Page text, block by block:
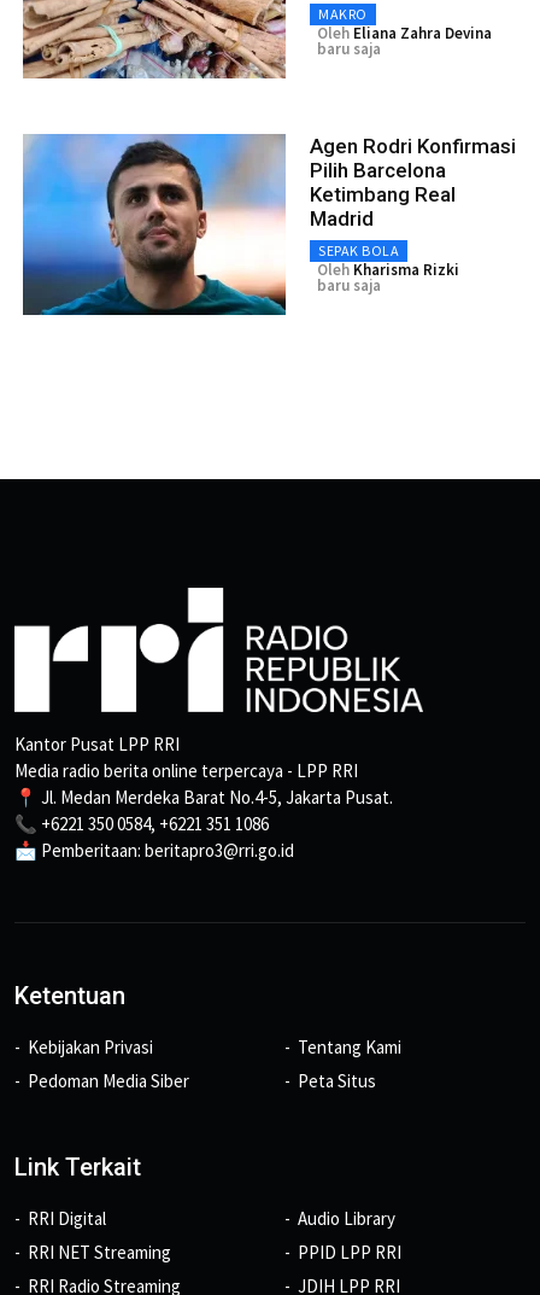
MAKRO
Oleh Eliana Zahra Devina
baru saja
Agen Rodri Konfirmasi
Pilih Barcelona
Ketimbang Real
Madrid
SEPAK BOLA
Oleh Kharisma Rizki
baru saja
Kantor Pusat LPP RRI
Media radio berita online terpercaya - LPP RRI
📍 Jl. Medan Merdeka Barat No.4-5, Jakarta Pusat.
📞 +6221 350 0584, +6221 351 1086
📩 Pemberitaan: beritapro3@rri.go.id
Ketentuan
Kebijakan Privasi
Pedoman Media Siber
Tentang Kami
Peta Situs
Link Terkait
RRI Digital
RRI NET Streaming
RRI Radio Streaming
Audio Library
PPID LPP RRI
JDIH LPP RRI